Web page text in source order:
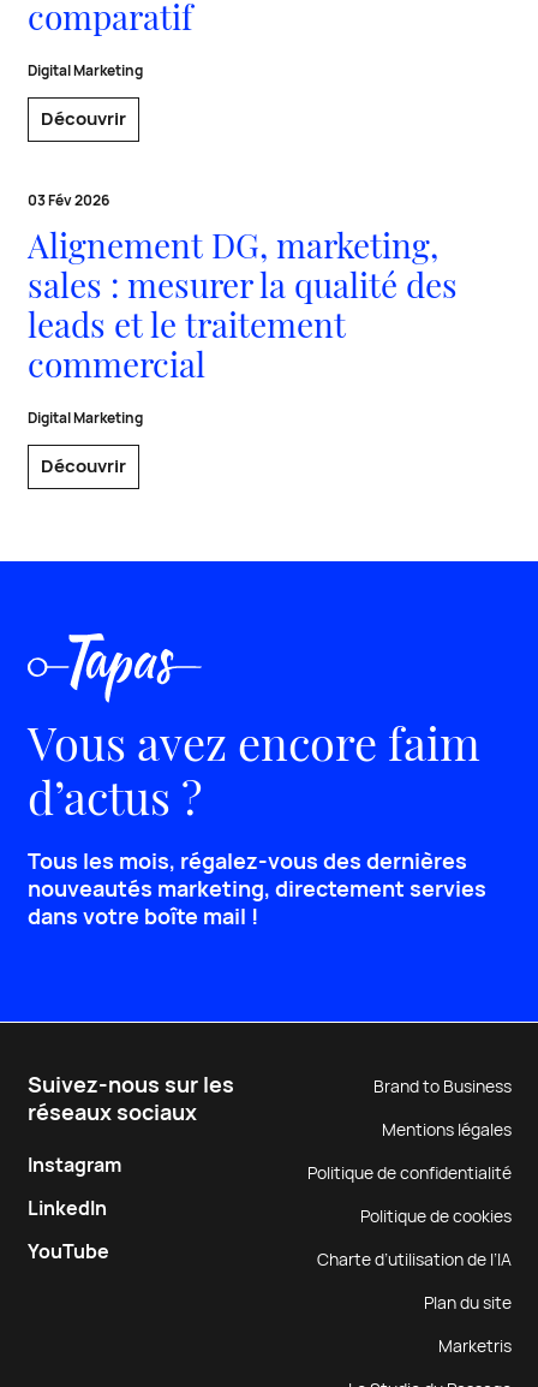
comparatif
Digital Marketing
Découvrir
03 Fév 2026
Alignement DG, marketing,
sales : mesurer la qualité des
leads et le traitement
commercial
Digital Marketing
Découvrir
Vous avez encore faim
d’actus ?
Tous les mois, régalez-vous des dernières
nouveautés marketing, directement servies
dans votre boîte mail !
Suivez-nous sur les
réseaux sociaux
Instagram
LinkedIn
YouTube
Brand to Business
Mentions légales
Politique de confidentialité
Politique de cookies
Charte d’utilisation de l’IA
Plan du site
Marketris